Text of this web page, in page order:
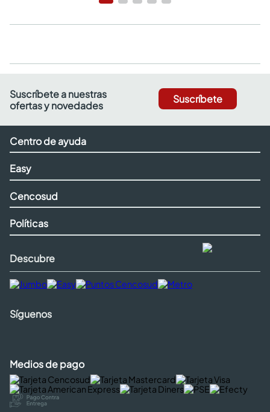
Suscríbete a nuestras
ofertas y novedades
Suscríbete
Centro de ayuda
Easy
Cencosud
Políticas
Descubre
Síguenos
Medios de pago